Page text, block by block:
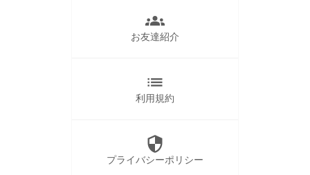
groups
お友達紹介
list
利用規約
security
プライバシーポリシー